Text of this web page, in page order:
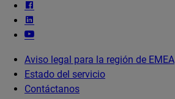
Aviso legal para la región de EMEA
Estado del servicio
Contáctanos